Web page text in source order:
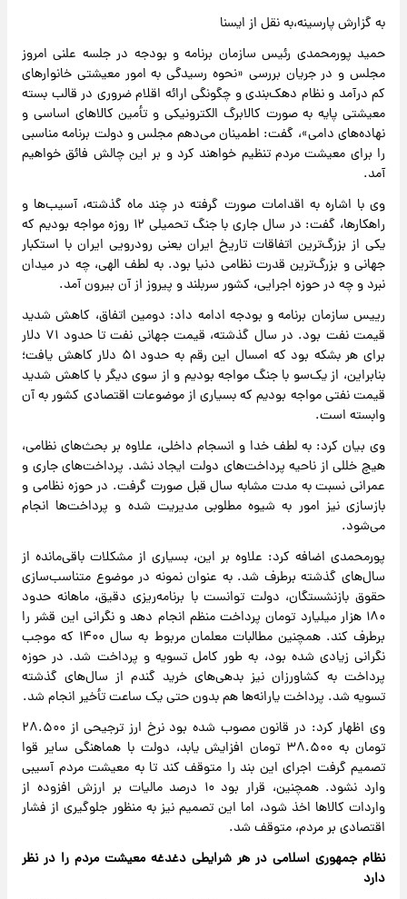
به گزارش پارسینه،به نقل از ایسنا
حمید پورمحمدی رئیس سازمان برنامه و بودجه در جلسه علنی امروز
مجلس و در جریان بررسی «نحوه رسیدگی به امور معیشتی خانوارهای
کم درآمد و نظام دهک‌بندی و چگونگی ارائه اقلام ضروری در قالب بسته
معیشتی پایه به صورت کالابرگ الکترونیکی و تأمین کالاهای اساسی و
نهاده‌های دامی»، گفت: اطمینان می‌دهم مجلس و دولت برنامه مناسبی
را برای معیشت مردم تنظیم خواهند کرد و بر این چالش فائق خواهیم
آمد.
وی با اشاره به اقدامات صورت گرفته در چند ماه گذشته، آسیب‌ها و
راهکارها، گفت: در سال جاری با جنگ تحمیلی ۱۲ روزه مواجه بودیم که
یکی از بزرگ‌ترین اتفاقات تاریخ ایران یعنی رودرویی ایران با استکبار
جهانی و بزرگ‌ترین قدرت نظامی دنیا بود. به لطف الهی، چه در میدان
نبرد و چه در حوزه اجرایی، کشور سربلند و پیروز از آن بیرون آمد.
رییس سازمان برنامه و بودجه ادامه داد: دومین اتفاق، کاهش شدید
قیمت نفت بود. در سال گذشته، قیمت جهانی نفت تا حدود ۷۱ دلار
برای هر بشکه بود که امسال این رقم به حدود ۵۱ دلار کاهش یافت؛
بنابراین، از یک‌سو با جنگ مواجه بودیم و از سوی دیگر با کاهش شدید
قیمت نفتی مواجه بودیم که بسیاری از موضوعات اقتصادی کشور به آن
وابسته است.
وی بیان کرد: به لطف خدا و انسجام داخلی، علاوه بر بحث‌های نظامی،
هیچ خللی از ناحیه پرداخت‌های دولت ایجاد نشد. پرداخت‌های جاری و
عمرانی نسبت به مدت مشابه سال قبل صورت گرفت. در حوزه نظامی و
بازسازی نیز امور به شیوه مطلوبی مدیریت شده و پرداخت‌ها انجام
می‌شود.
پورمحمدی اضافه کرد: علاوه بر این، بسیاری از مشکلات باقی‌مانده از
سال‌های گذشته برطرف شد. به عنوان نمونه در موضوع متناسب‌سازی
حقوق بازنشستگان، دولت توانست با برنامه‌ریزی دقیق، ماهانه حدود
۱۸۰ هزار میلیارد تومان پرداخت منظم انجام دهد و نگرانی این قشر را
برطرف کند. همچنین مطالبات معلمان مربوط به سال ۱۴۰۰ که موجب
نگرانی زیادی شده بود، به طور کامل تسویه و پرداخت شد. در حوزه
پرداخت به کشاورزان نیز بدهی‌های خرید گندم از سال‌های گذشته
تسویه شد. پرداخت یارانه‌ها هم بدون حتی یک ساعت تأخیر انجام شد.
وی اظهار کرد: در قانون مصوب شده بود نرخ ارز ترجیحی از ۲۸.۵۰۰
تومان به ۳۸.۵۰۰ تومان افزایش یابد، دولت با هماهنگی سایر قوا
تصمیم گرفت اجرای این بند را متوقف کند تا به معیشت مردم آسیبی
وارد نشود. همچنین، قرار بود ۱۰ درصد مالیات بر ارزش افزوده از
واردات کالاها اخذ شود، اما این تصمیم نیز به منظور جلوگیری از فشار
اقتصادی بر مردم، متوقف شد.
نظام جمهوری اسلامی در هر شرایطی دغدغه معیشت مردم را در نظر
دارد